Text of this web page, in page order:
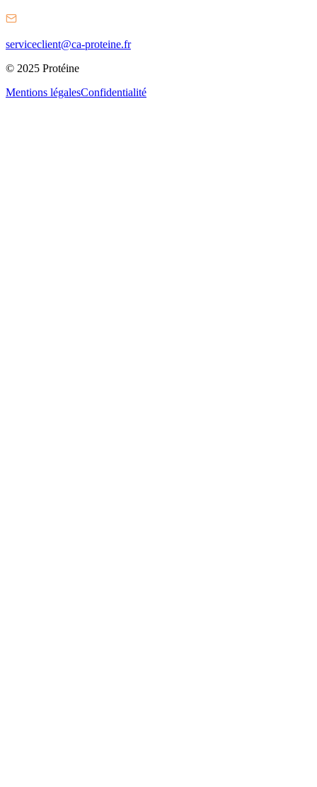
serviceclient@ca-proteine.fr
© 2025 Protéine
Mentions légalesConfidentialité